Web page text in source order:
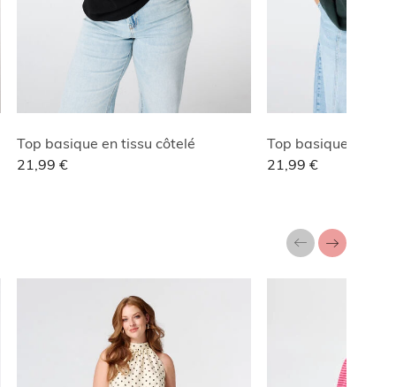
Top basique en tissu côtelé
21,99 €
Top basique en
21,99 €